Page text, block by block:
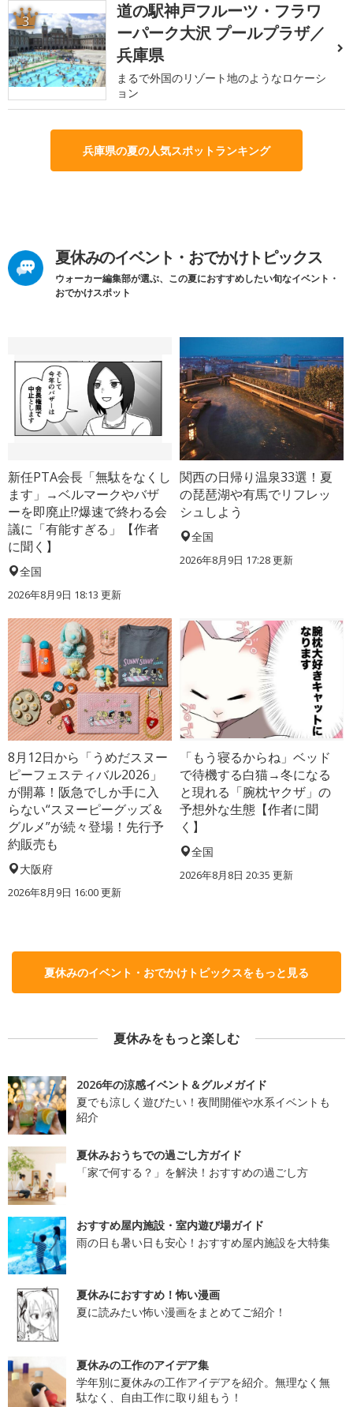
3
道の駅神戸フルーツ・フラワ
ーパーク大沢 プールプラザ／
兵庫県
まるで外国のリゾート地のようなロケーシ
ョン
兵庫県の夏の人気スポットランキング
夏休みのイベント・おでかけトピックス
ウォーカー編集部が選ぶ、この夏におすすめしたい旬なイベント・
おでかけスポット
新任PTA会長「無駄をなくし
ます」→ベルマークやバザ
ーを即廃止!?爆速で終わる会
議に「有能すぎる」【作者
に聞く】
全国
2026年8月9日 18:13 更新
関西の日帰り温泉33選！夏
の琵琶湖や有馬でリフレッ
シュしよう
全国
2026年8月9日 17:28更新
8月12日から「うめだスヌー
ピーフェスティバル2026」
が開幕！阪急でしか手に入
らない“スヌーピーグッズ＆
グルメ”が続々登場！先行予
約販売も
大阪府
2026年8月9日 16:00更新
「もう寝るからね」ベッド
で待機する白猫→冬になる
と現れる「腕枕ヤクザ」の
予想外な生態【作者に聞
く】
全国
2026年8月8日 20:35 更新
夏休みのイベント・おでかけトピックスをもっと見る
夏休みをもっと楽しむ
2026年の涼感イベント＆グルメガイド
夏でも涼しく遊びたい！夜間開催や水系イベントも
紹介
夏休みおうちでの過ごし方ガイド
「家で何する？」を解決！おすすめの過ごし方
おすすめ屋内施設・室内遊び場ガイド
雨の日も暑い日も安心！おすすめ屋内施設を大特集
夏休みにおすすめ！怖い漫画
夏に読みたい怖い漫画をまとめてご紹介！
夏休みの工作のアイデア集
学年別に夏休みの工作アイデアを紹介。無理なく無
駄なく、自由工作に取り組もう！